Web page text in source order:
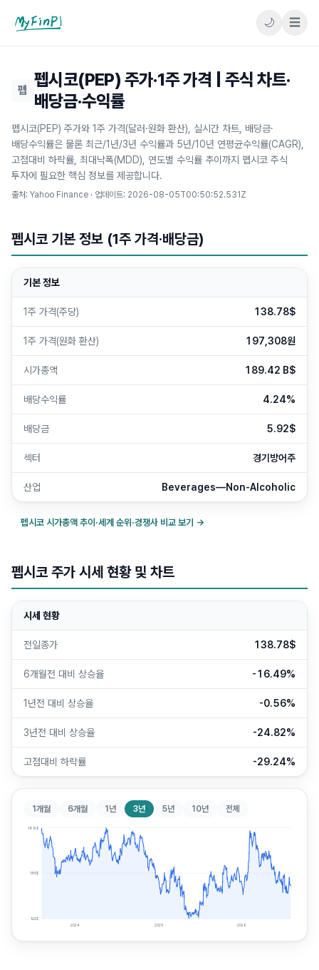
마이핀플
🌙 ☰
펩
펩시코(PEP) 주가·1주 가격 | 주식 차트·
배당금·수익률
펩시코(PEP) 주가와 1주 가격(달러·원화 환산), 실시간 차트, 배당금·
배당수익률은 물론 최근/1년/3년 수익률과 5년/10년 연평균수익률(CAGR),
고점대비 하락률, 최대낙폭(MDD), 연도별 수익률 추이까지 펩시코 주식
투자에 필요한 핵심 정보를 제공합니다.
출처: Yahoo Finance · 업데이트: 2026-08-05T00:50:52.531Z
펩시코 기본 정보 (1주 가격·배당금)
기본 정보
1주 가격(주당) 138.78$
1주 가격(원화 환산) 197,308원
시가총액 189.42 B$
배당수익률 4.24%
배당금 5.92$
섹터 경기방어주
산업 Beverages—Non-Alcoholic
펩시코 시가총액 추이·세계 순위·경쟁사 비교 보기 →
펩시코 주가 시세 현황 및 차트
시세 현황
전일종가 138.78$
6개월전 대비 상승율 -16.49%
1년전 대비 상승율 -0.56%
3년전 대비 상승율 -24.82%
고점대비 하락률 -29.24%
1개월 6개월 1년 3년 5년 10년 전체
169$
145$
122$
2024 2025 2026